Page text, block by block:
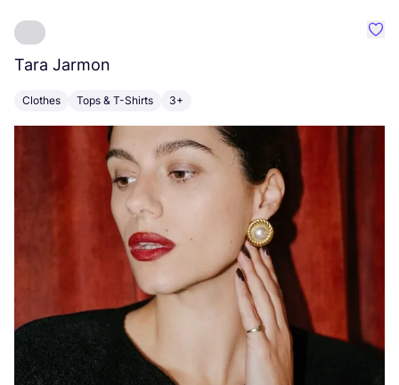
Tara Jarmon
Clothes Tops & T-Shirts 3+